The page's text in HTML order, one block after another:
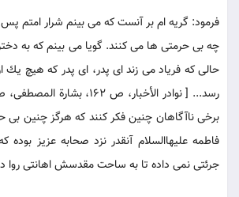
فرمود: گريه ام بر آنست كه مى بينم شرار امتم
چه بى حرمتى ها مى كنند. گويا مى بينم كه به
حالى كه فرياد مى زند اى پدر، اى پدر كه هيچ يك
برخى ناآگاهان چنين فكر كنند كه هرگز چنين بى
فاطمه عليهاالسلام آنقدر نزد صحابه عزيز
جرئتى نمى داده تا به ساحت مقدسش اهانتى روا